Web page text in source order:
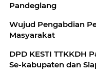
Pandeglang
Wujud Pengabdian
Masyarakat
DPD KESTI TTKKDH
Se-kabupaten dan